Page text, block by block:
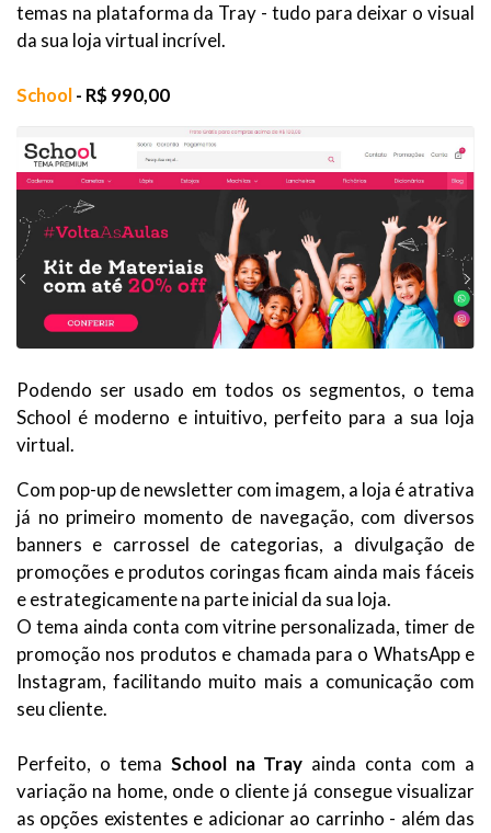
temas na plataforma da Tray - tudo para deixar o visual
da sua loja virtual incrível.
School- R$ 990,00
Podendo ser usado em todos os segmentos, o tema
School é moderno e intuitivo, perfeito para a sua loja
virtual.
Com pop-up de newsletter com imagem, a loja é atrativa
já no primeiro momento de navegação, com diversos
banners e carrossel de categorias, a divulgação de
promoções e produtos coringas ficam ainda mais fáceis
e estrategicamente na parte inicial da sua loja.
O tema ainda conta com vitrine personalizada, timer de
promoção nos produtos e chamada para o WhatsApp e
Instagram, facilitando muito mais a comunicação com
seu cliente.
Perfeito, o tema School na Tray ainda conta com a
variação na home, onde o cliente já consegue visualizar
as opções existentes e adicionar ao carrinho - além das